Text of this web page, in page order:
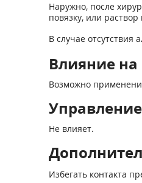
Наружно, после
повязку, или
В случае
Влияние на
Возможно
Не влияет.
Избегать контакта